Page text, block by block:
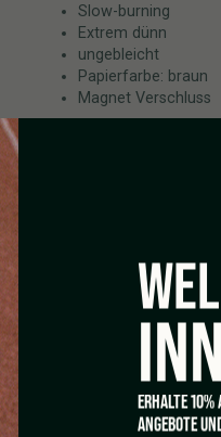
Slow-burning
Extrem dünn
ungebleicht
Papierfarbe: braun
Magnet Verschluss
ERHALTE 10%
ANGEBOTE